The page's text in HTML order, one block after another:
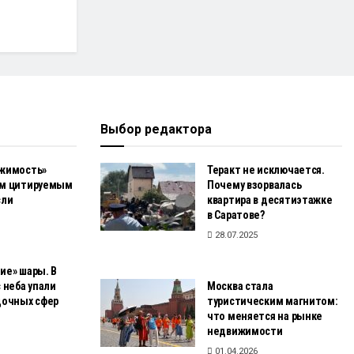
цитируемым
шары. В
упали
сфер
Выбор редактора
Теракт не исключается.
Почему взорвалась
квартира в десятиэтажке
в Саратове?
28.07.2025
Москва стала
туристическим магнитом:
что меняется на рынке
недвижимости
01.04.2026